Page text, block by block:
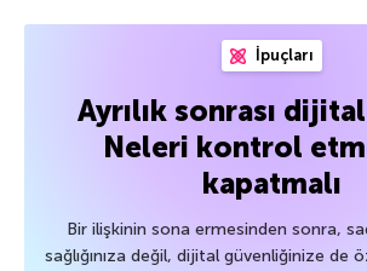
İpuçları
Ayrılık sonrası
Neleri kontrol
kapatmalı
Bir ilişkinin sona ermesinden sonra,
sağlığınıza değil, dijital güvenliğinize de